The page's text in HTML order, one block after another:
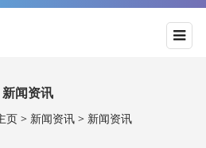
新闻资讯
页> 新闻资讯> 新闻资讯